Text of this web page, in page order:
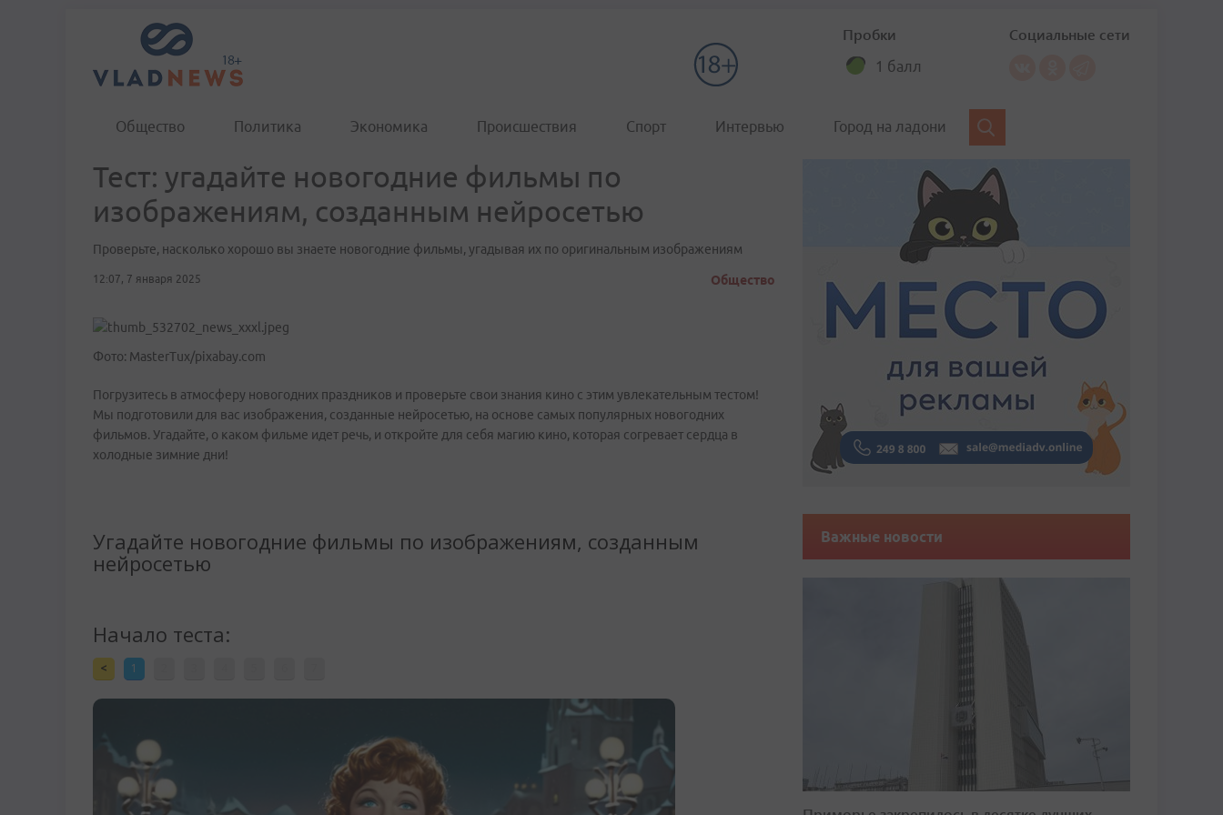
Пробки
1 балл
Социальные сети
Общество Политика Экономика Происшествия Спорт Интервью Город на ладони
Тест: угадайте новогодние фильмы по
изображениям, созданным нейросетью
Проверьте, насколько хорошо вы знаете новогодние фильмы, угадывая их по оригинальным изображениям
12:07, 7 января 2025 Общество
Фото: MasterTux/pixabay.com
Погрузитесь в атмосферу новогодних праздников и проверьте свои знания кино с этим увлекательным тестом!
Мы подготовили для вас изображения, созданные нейросетью, на основе самых популярных новогодних
фильмов. Угадайте, о каком фильме идет речь, и откройте для себя магию кино, которая согревает сердца в
холодные зимние дни!
Важные новости